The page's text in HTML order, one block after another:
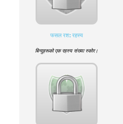
फसल रश: रहस्य
बिन्दुहरूको एक रहस्य संख्या स्कोर।